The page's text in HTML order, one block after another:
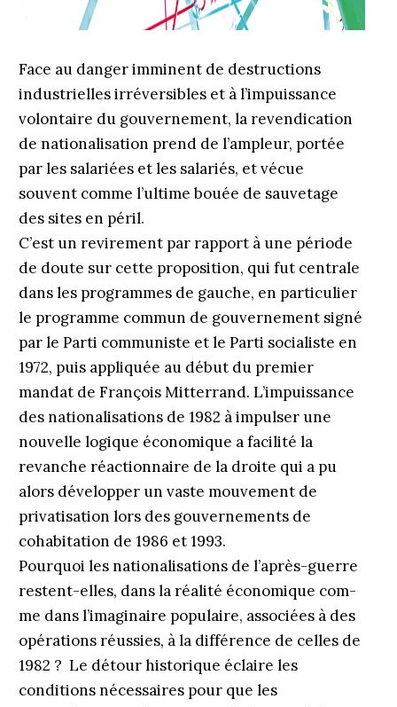
Face au danger imminent de destructions
industrielles irréversibles et à l’impuissance
volontaire du gouvernement, la revendication
de nationalisation prend de l’ampleur, portée
par les salariées et les salariés, et vécue
souvent comme l’ultime bouée de sauvetage
des sites en péril.
C’est un revirement par rapport à une période
de doute sur cette proposition, qui fut centrale
dans les programmes de gauche, en particulier
le programme commun de gouvernement signé
par le Parti communiste et le Parti socialiste en
1972, puis appliquée au début du premier
mandat de François Mitterrand. L’impuissance
des nationalisations de 1982 à impulser une
nouvelle ­logique économique a facilité la
revanche réactionnaire de la droite qui a pu
alors développer un vaste mouvement de
privatisation lors des gouvernements de
cohabitation de 1986 et 1993.
Pourquoi les nationalisations de l’après-guerre
­restent-elles, dans la réalité économique com­
me dans l’imaginaire populaire, associées à des
opérations réussies, à la différence de celles de
1982 ? Le détour historique éclaire les
conditions nécessaires pour que les